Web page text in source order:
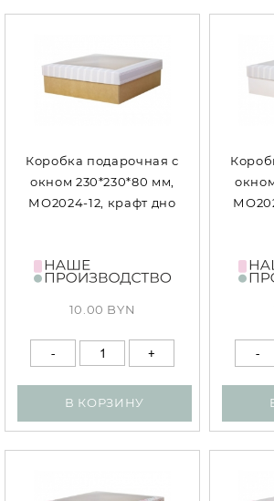
Коробка подарочная с
окном 230*230*80 мм,
МО2024-12, крафт дно
10.00 BYN
В КОРЗИНУ